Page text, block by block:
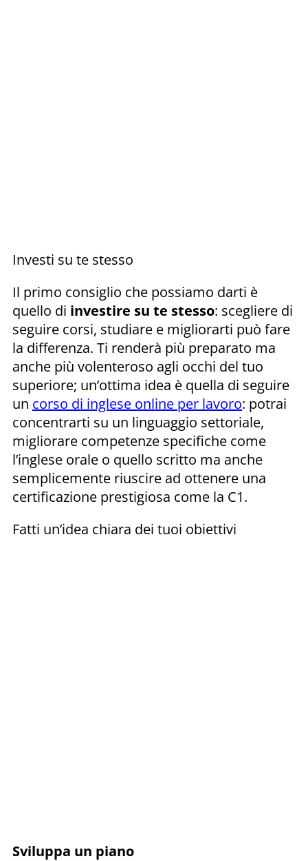
Investi su te stesso
Il primo consiglio che possiamo darti è
quello di investire su te stesso: scegliere di
seguire corsi, studiare e migliorarti può fare
la differenza. Ti renderà più preparato ma
anche più volenteroso agli occhi del tuo
superiore; un’ottima idea è quella di seguire
un corso di inglese online per lavoro: potrai
concentrarti su un linguaggio settoriale,
migliorare competenze specifiche come
l’inglese orale o quello scritto ma anche
semplicemente riuscire ad ottenere una
certificazione prestigiosa come la C1.
Fatti un’idea chiara dei tuoi obiettivi
Sviluppa un piano